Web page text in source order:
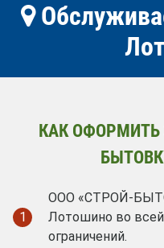
КАК ОФОРМИТЬ
1
ООО «СТРОЙ-
Лотошино во всей
ограничений.